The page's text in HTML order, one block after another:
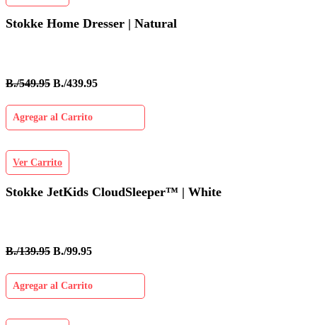
Stokke Home Dresser | Natural
B./549.95 B./439.95
Agregar al Carrito
Ver Carrito
Stokke JetKids CloudSleeper™ | White
B./139.95 B./99.95
Agregar al Carrito